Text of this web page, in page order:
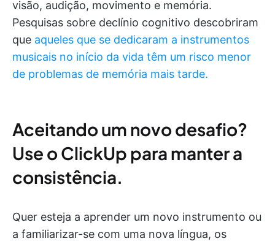
visão, audição, movimento e memória.
Pesquisas sobre declínio cognitivo descobriram
que aqueles que se dedicaram a instrumentos
musicais no início da vida têm um risco menor
de problemas de memória mais tarde.
Aceitando um novo desafio?
Use o ClickUp para manter a
consistência.
Quer esteja a aprender um novo instrumento ou
a familiarizar-se com uma nova língua, os